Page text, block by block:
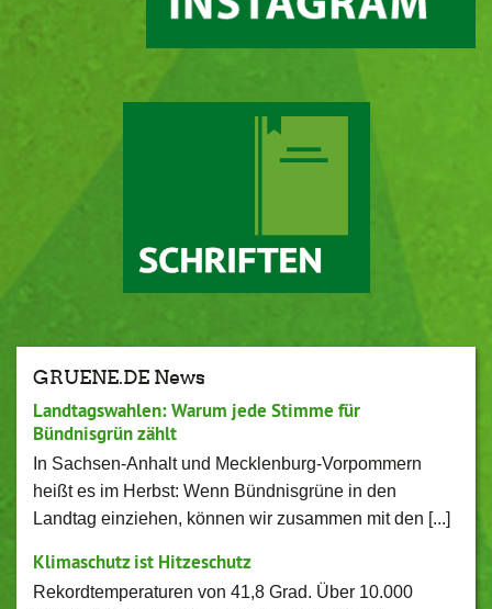
GRUENE.DE News
Landtagswahlen: Warum jede Stimme für
Bündnisgrün zählt
In Sachsen-Anhalt und Mecklenburg-Vorpommern
heißt es im Herbst: Wenn Bündnisgrüne in den
Landtag einziehen, können wir zusammen mit den [...]
Klimaschutz ist Hitzeschutz
Rekordtemperaturen von 41,8 Grad. Über 10.000